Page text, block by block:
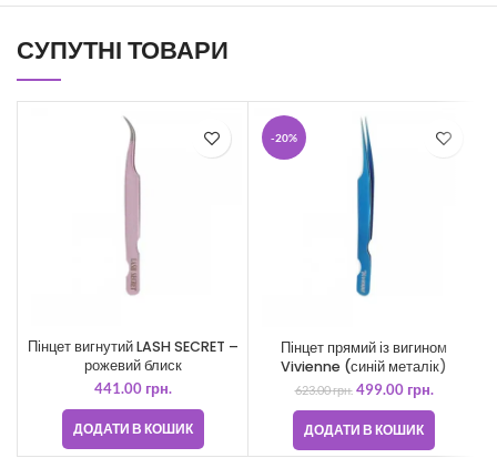
СУПУТНІ ТОВАРИ
Пінцет вигнутий LASH SECRET –
рожевий блиск
441.00 грн.
ДОДАТИ В КОШИК
-20%
Пінцет прямий із вигином
Vivienne (синій металік)
623.00грн. 499.00 грн.
ДОДАТИ В КОШИК